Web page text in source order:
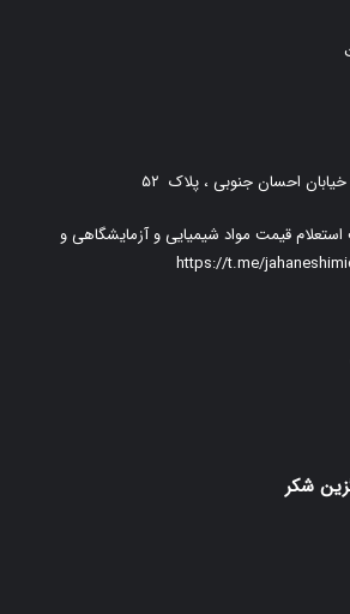
احسان جنوبی ، پلاک ۵۲
استعلام قیمت مواد شیمیایی و آزمایشگاهی و
https://t.me/
شکر